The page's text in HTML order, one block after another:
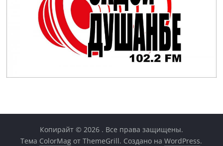
Копирайт © 2026 . Все права защищены.
Тема ColorMag от ThemeGrill. Создано наWordPress.